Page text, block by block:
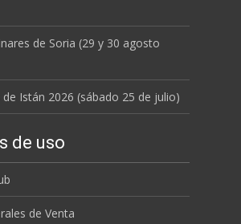
de Soria (29 y 30 agosto
Istán 2026 (sábado 25 de julio)
de uso
de Venta